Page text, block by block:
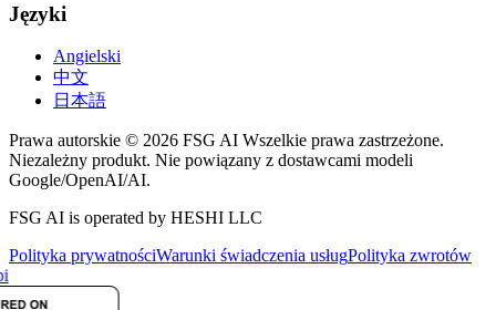
Języki
Angielski
中文
日本語
Prawa autorskie © 2026 FSG AI Wszelkie prawa zastrzeżone.
Niezależny produkt. Nie powiązany z dostawcami modeli
Google/OpenAI/AI.
FSG AI is operated by HESHI LLC
Polityka prywatnościWarunki świadczenia usługPolityka zwrotów